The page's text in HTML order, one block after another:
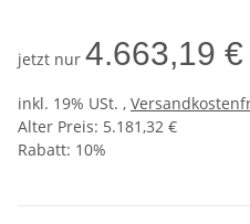
jetzt nur 4.663,19 €
inkl. 19% USt. ,
Alter Preis: 5.181,32 €
Rabatt: 10%